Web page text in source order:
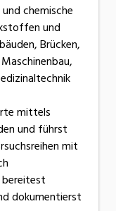
chemische
und
Brücken,
mittels
und führst
mit
dokumentierst